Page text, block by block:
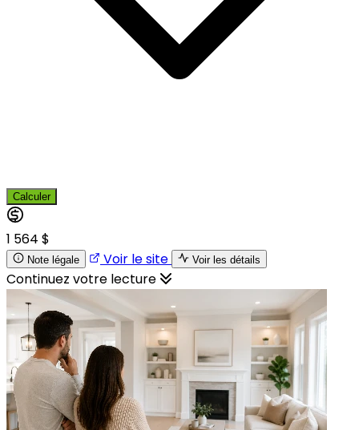
Calculer
1 564 $
Note légale Voir le site Voir les détails
Continuez votre lecture